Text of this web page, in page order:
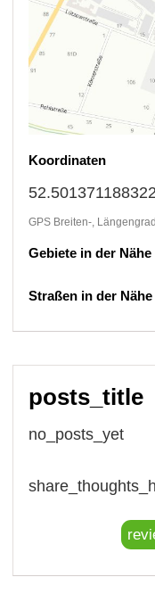
Koordinaten
GPS Breiten-,
Gebiete in der Nähe
Straßen in der Nähe
posts_title
no_posts_yet